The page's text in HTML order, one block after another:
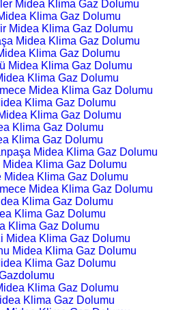
Midea Klima Gaz Dolumu
Klima Gaz Dolumu
Midea Klima Gaz Dolumu
Midea Klima Gaz Dolumu
Klima Gaz Dolumu
Midea Klima Gaz Dolumu
Klima Gaz Dolumu
Midea Klima Gaz Dolumu
Klima Gaz Dolumu
Klima Gaz Dolumu
Klima Gaz Dolumu
Klima Gaz Dolumu
Midea Klima Gaz Dolumu
Midea Klima Gaz Dolumu
Midea Klima Gaz Dolumu
Midea Klima Gaz Dolumu
Klima Gaz Dolumu
Klima Gaz Dolumu
Klima Gaz Dolumu
Midea Klima Gaz Dolumu
Midea Klima Gaz Dolumu
Klima Gaz Dolumu
Klima Gaz Dolumu
Klima Gaz Dolumu